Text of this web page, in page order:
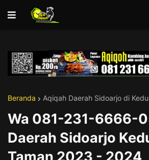
Beranda Aqiqah Daerah Sidoarjo di
Wa 081-231-6666-
Daerah Sidoarjo
Taman 2023 - 2024